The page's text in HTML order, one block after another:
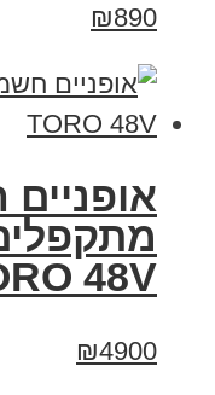
₪890
48V
₪4900